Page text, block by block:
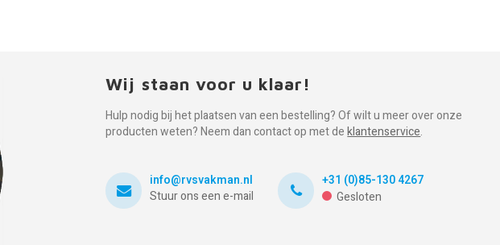
Wij staan voor u klaar!
Hulp nodig bij het plaatsen van een bestelling? Of wilt u meer over onze
producten weten? Neem dan contact op met deklantenservice.
info@rvsvakman.nl
Stuur ons een e-mail
+31 (0)85-130 4267
Gesloten